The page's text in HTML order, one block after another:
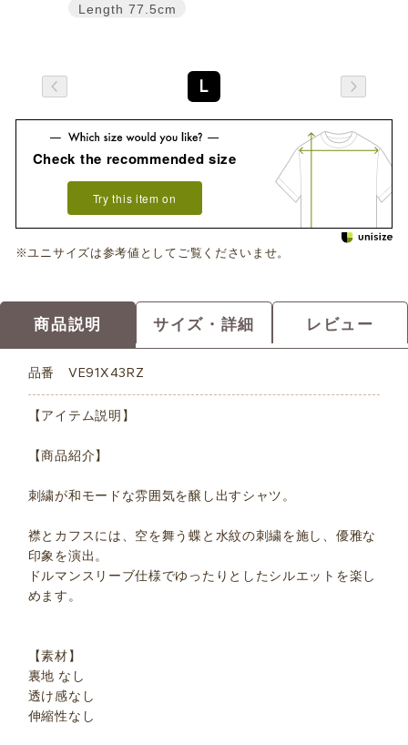
Length 77.5cm
L
Check the recommended size
Try this item on
※ユニサイズは参考値としてご覧くださいませ。
商品説明 サイズ・詳細 レビュー
品番 VE91X43RZ
【アイテム説明】
【商品紹介】
刺繍が和モードな雰囲気を醸し出すシャツ。
襟とカフスには、空を舞う蝶と水紋の刺繍を施し、優雅な
印象を演出。
ドルマンスリーブ仕様でゆったりとしたシルエットを楽し
めます。
【素材】
裏地 なし
透け感なし
伸縮性なし